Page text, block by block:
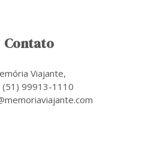
Contato
Viajante,
(51) 99913-1110